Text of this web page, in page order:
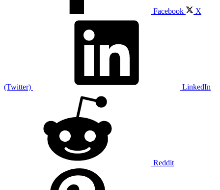
Facebook X
(Twitter) LinkedIn
Reddit